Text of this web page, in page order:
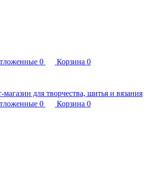
0 Корзина 0
0 Корзина 0